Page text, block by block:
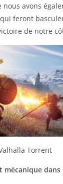
avons
feront
de notre
mécanique dans